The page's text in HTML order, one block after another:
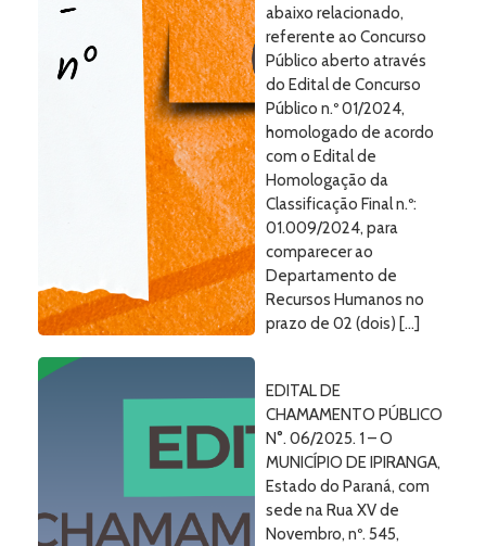
abaixo relacionado,
referente ao Concurso
Público aberto através
do Edital de Concurso
Público n.º 01/2024,
homologado de acordo
com o Edital de
Homologação da
Classificação Final n.º:
01.009/2024, para
comparecer ao
Departamento de
Recursos Humanos no
prazo de 02 (dois) […]
EDITAL DE
CHAMAMENTO PÚBLICO
N°. 06/2025. 1 – O
MUNICÍPIO DE IPIRANGA,
Estado do Paraná, com
sede na Rua XV de
Novembro, nº. 545,